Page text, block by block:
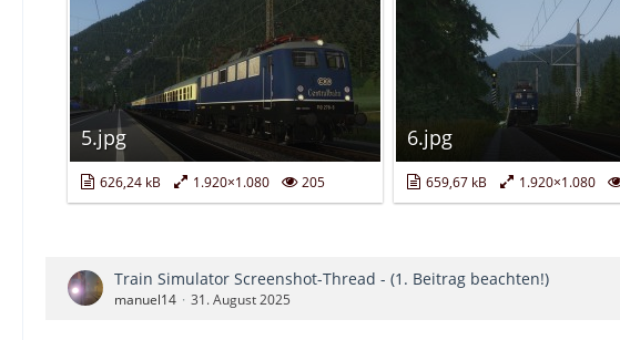
5.jpg
626,24 kB 1.920×1.080 205
6.jpg
659,67 kB 1.920×1.080
Train Simulator Screenshot-Thread - (1. Beitrag beachten!)
manuel14 31. August 2025